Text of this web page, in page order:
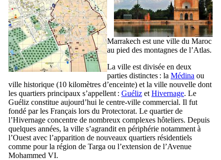
Marrakech est une ville du Maroc
au pied des montagnes de l’Atlas.
La ville est divisée en deux
parties distinctes : la Médina ou
ville historique (10 kilomètres d’enceinte) et la ville nouvelle dont
les quartiers principaux s’appellent : Guéliz et Hivernage. Le
Guéliz constitue aujourd’hui le centre-ville commercial. Il fut
fondé par les Français lors du Protectorat. Le quartier de
l’Hivernage concentre de nombreux complexes hôteliers. Depuis
quelques années, la ville s’agrandit en périphérie notamment à
l’Ouest avec l’apparition de nouveaux quartiers résidentiels
comme pour la région de Targa ou l’extension de l’Avenue
Mohammed VI.